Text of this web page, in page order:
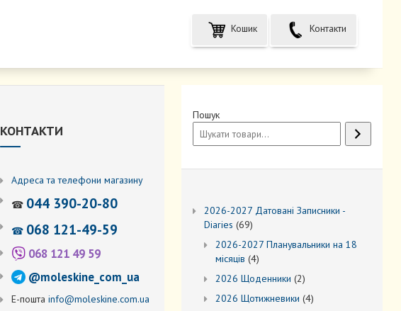
Кошик Контакти
КОНТАКТИ
Адреса та телефони магазину
☎ 044 390-20-80
☎ 068 121-49-59
068 121 49 59
@moleskine_com_ua
Е-пошта info@moleskine.com.ua
Пошук
2026-2027 Датовані Записники -
Diaries 6969
товарів
2026-2027 Планувальники на 18
місяців 44
2026 Щоденники 22
товари
2026 Щотижневики 44